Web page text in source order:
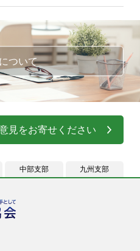
ついて
見をお寄せください
中部支部 九州支部